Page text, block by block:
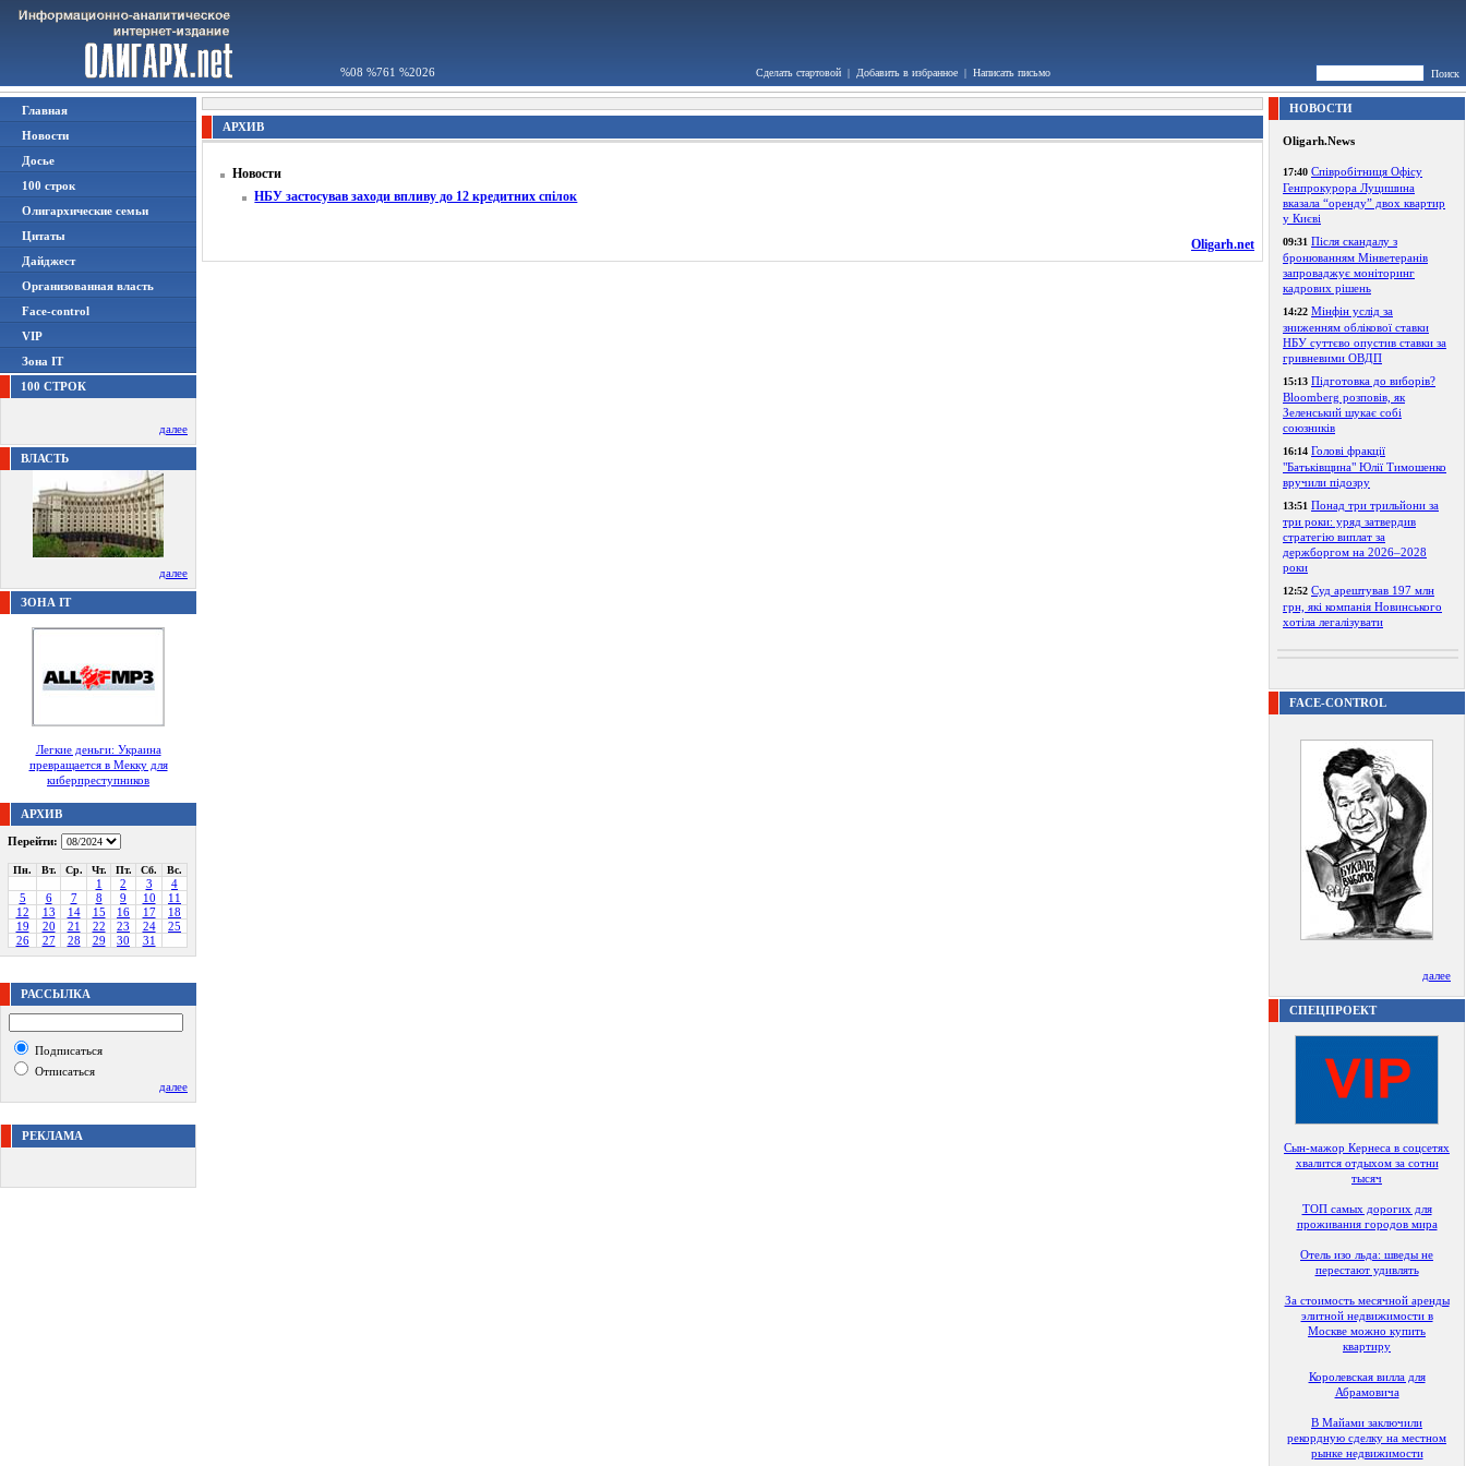
%08 %761 %2026 Сделать стартовой | Добавить в избранное | Написать письмо Поиск
Главная
Новости
Досье
100 строк
Олигархические семьи
Цитаты
Дайджест
Организованная власть
Face-control
VIP
Зона IT
100 СТРОК
далее
ВЛАСТЬ
далее
ЗОНА IT
Легкие деньги: Украина
превращается в Мекку для
киберпреступников
АРХИВ
Перейти:
Пн. Вт. Ср. Чт. Пт. Сб. Вс.
1 2 3
4
5
6 7 8 9 10
11
12
13 14 15 16 17
18
19
20 21 22 23 24
25
26
27 28 29 30 31
РАССЫЛКА
Подписаться
Отписаться
далее
РЕКЛАМА
АРХИВ
Новости
НБУ застосував заходи впливу до 12 кредитних спілок
Oligarh.net
НОВОСТИ
Oligarh.News
17:40 Співробітниця Офісу
Генпрокурора Луцишина
вказала “оренду” двох квартир
у Києві
09:31 Після скандалу з
бронюванням Мінветеранів
запроваджує моніторинг
кадрових рішень
14:22 Мінфін услід за
зниженням облікової ставки
НБУ суттєво опустив ставки за
гривневими ОВДП
15:13 Підготовка до виборів?
Bloomberg розповів, як
Зеленський шукає собі
союзників
16:14 Голові фракції
"Батьківщина" Юлії Тимошенко
вручили підозру
13:51 Понад три трильйони за
три роки: уряд затвердив
стратегію виплат за
держборгом на 2026–2028
роки
12:52 Суд арештував 197 млн
грн, які компанія Новинського
хотіла легалізувати
FACE-CONTROL
далее
СПЕЦПРОЕКТ
Сын-мажор Кернеса в соцсетях
хвалится отдыхом за сотни
тысяч
ТОП самых дорогих для
проживания городов мира
Отель изо льда: шведы не
перестают удивлять
За стоимость месячной аренды
элитной недвижимости в
Москве можно купить
квартиру
Королевская вилла для
Абрамовича
В Майами заключили
рекордную сделку на местном
рынке недвижимости